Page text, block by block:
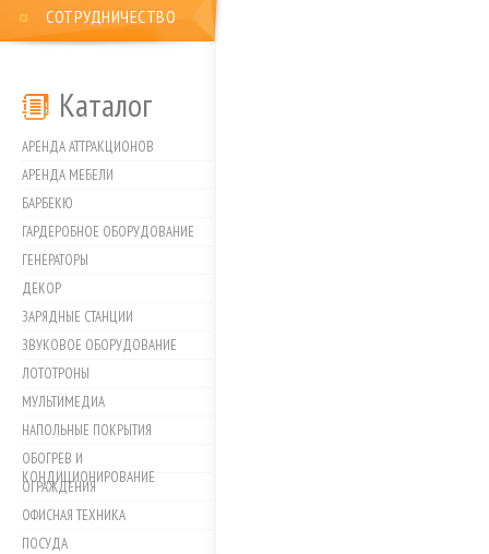
СОТРУДНИЧЕСТВО
Каталог
АРЕНДА АТТРАКЦИОНОВ
АРЕНДА МЕБЕЛИ
БАРБЕКЮ
ГАРДЕРОБНОЕ ОБОРУДОВАНИЕ
ГЕНЕРАТОРЫ
ДЕКОР
ЗАРЯДНЫЕ СТАНЦИИ
ЗВУКОВОЕ ОБОРУДОВАНИЕ
ЛОТОТРОНЫ
МУЛЬТИМЕДИА
НАПОЛЬНЫЕ ПОКРЫТИЯ
ОБОГРЕВ И
КОНДИЦИОНИРОВАНИЕ
ОГРАЖДЕНИЯ
ОФИСНАЯ ТЕХНИКА
ПОСУДА